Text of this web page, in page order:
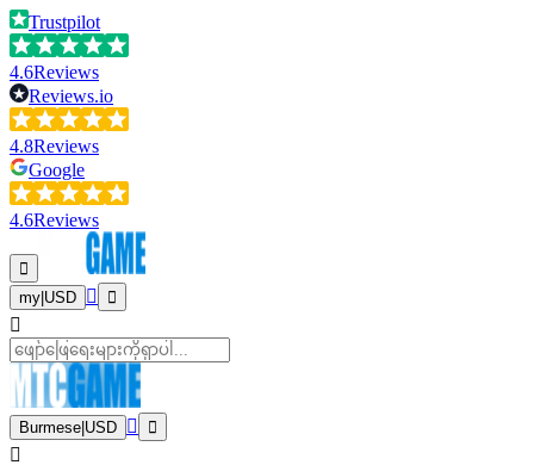
Trustpilot
4.6Reviews
Reviews.io
4.8Reviews
Google
4.6Reviews
my USD
Burmese USD